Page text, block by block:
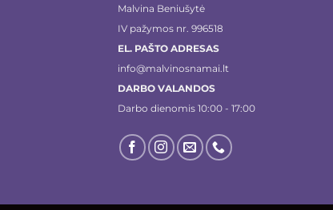
Malvina Beniušytė
IV pažymos nr. 996518
EL. PAŠTO ADRESAS
info@malvinosnamai.lt
DARBO VALANDOS
Darbo dienomis 10:00 - 17:00